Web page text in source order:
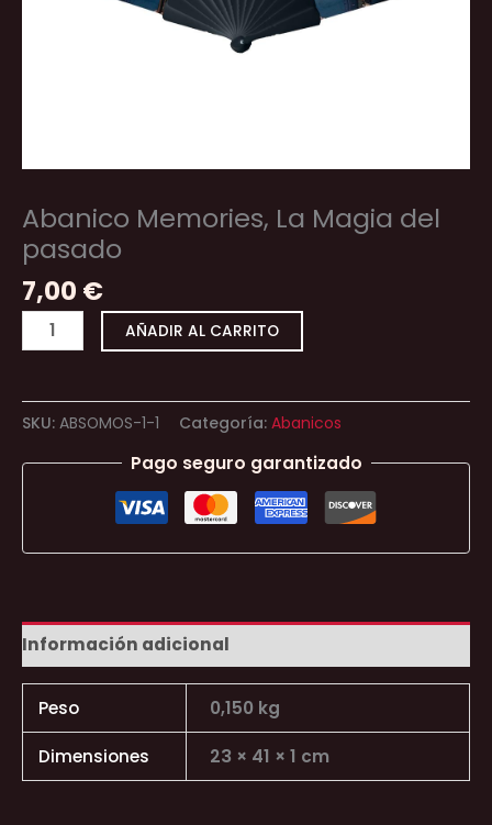
Abanico Memories, La Magia del
pasado
7,00 €
AÑADIR AL CARRITO
SKU: ABSOMOS-1-1 Categoría: Abanicos
Pago seguro garantizado
Información adicional
Peso 0,150 kg
Dimensiones 23 × 41 × 1 cm